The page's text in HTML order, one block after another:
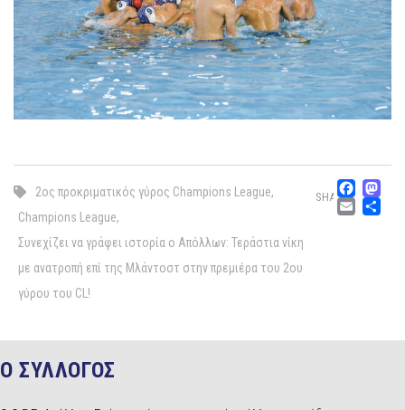
2ος προκριματικός γύρος Champions League,
Champions League,
Συνεχίζει να γράφει ιστορία ο Απόλλων: Τεράστια νίκη
με ανατροπή επί της Μλάντοστ στην πρεμιέρα του 2ου
γύρου του CL!
SHARE
Ο ΣΥΛΛΟΓΟΣ